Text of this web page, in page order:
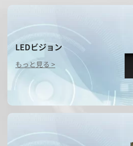
LEDビジョン
もっと見る >